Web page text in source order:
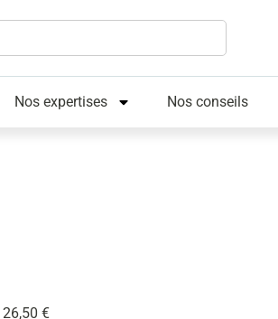
Nos expertises Nos conseils
26,50 €